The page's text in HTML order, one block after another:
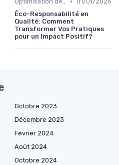
Éco-Responsabilité en
Qualité: Comment
Transformer Vos Pratiques
pour un Impact Positif?
Octobre 2023
Décembre 2023
Février 2024
Août 2024
Octobre 2024